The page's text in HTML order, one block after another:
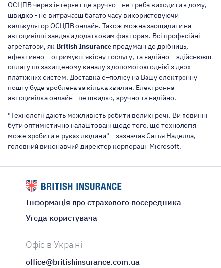
ОСЦПВ через інтернет це зручно - не треба виходити з дому,
швидко - не витрачаєш багато часу використовуючи
калькулятор ОСЦПВ онлайн. Також можназаощадити на
автоцивілці завдяки додатковим факторам. Всі професійні
агрегатори, як British Insurance продумані до дрібниць,
ефективно – отримуєш якісну послугу, та надійно – здійснюєш
оплату по захищеному каналу з допомогою однієї з двох
платіжних систем. Доставка е–полісу на Вашу електронну
пошту буде зроблена за кілька хвилин. Електронна
автоцивілка онлайн - це швидко, зручно та надійно.
"Технології дають можливість робити великі речі. Ви повинні
бути оптимістично налаштовані щодо того, що технологія
може зробити в руках людини" – зазначав Сатья Наделла,
головний виконавчий директор корпорації Microsoft.
Інформація про страхового посередника
Угода користувача
Офіс в Україні
office@britishinsurance.com.ua